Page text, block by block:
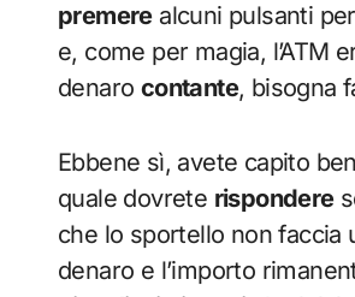
premerealcuni pulsanti
e, come per magia, l’ATM
denaro contante, bisogna
Ebbene sì, avete capito
quale dovrete rispondere
che lo sportello non faccia
denaro e l’importo